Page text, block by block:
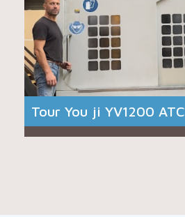
Tour You ji YV1200 ATC